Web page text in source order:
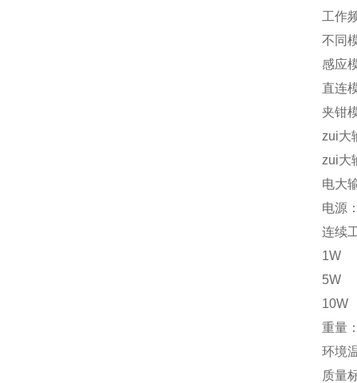
工作
不同
感应
直连
夹钳
zui大
zui大
电大
电源
连续
重量
环境
质量